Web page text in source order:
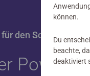
den Sommer
Power
können.
Du
beachte,
deaktiviert